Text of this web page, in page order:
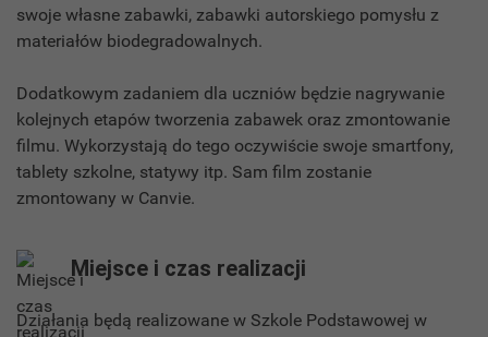
swoje własne zabawki, zabawki autorskiego pomysłu z
materiałów biodegradowalnych.
Dodatkowym zadaniem dla uczniów będzie nagrywanie
kolejnych etapów tworzenia zabawek oraz zmontowanie
filmu. Wykorzystają do tego oczywiście swoje smartfony,
tablety szkolne, statywy itp. Sam film zostanie
zmontowany w Canvie.
Miejsce i czas realizacji
Działania będą realizowane w Szkole Podstawowej w